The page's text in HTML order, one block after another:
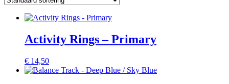
Activity Rings – Primary
€ 14,50